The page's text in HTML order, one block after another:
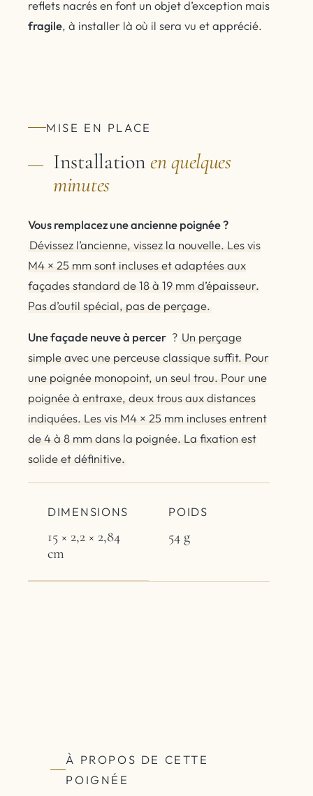
reflets nacrés en font un objet d’exception mais
fragile, à installer là où il sera vu et apprécié.
MISE EN PLACE
Installationen quelques
minutes
Vous remplacez une ancienne poignée ?
Dévissez l’ancienne, vissez la nouvelle. Les vis
M4 × 25 mm sont incluses et adaptées aux
façades standard de 18 à 19 mm d’épaisseur.
Pas d’outil spécial, pas de perçage.
Une façade neuve à percer ? Un perçage
simple avec une perceuse classique suffit. Pour
une poignée monopoint, un seul trou. Pour une
poignée à entraxe, deux trous aux distances
indiquées. Les vis M4 × 25 mm incluses entrent
de 4 à 8 mm dans la poignée. La fixation est
solide et définitive.
DIMENSIONS
15 × 2,2 × 2,84
cm
POIDS
54 g
À PROPOS DE CETTE
POIGNÉE